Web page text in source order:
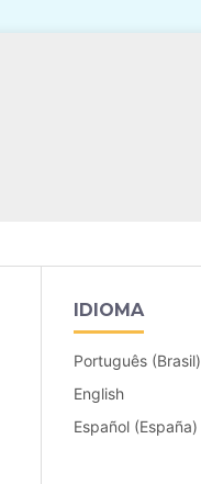
IDIOMA
Português (Brasil)
English
Español (España)